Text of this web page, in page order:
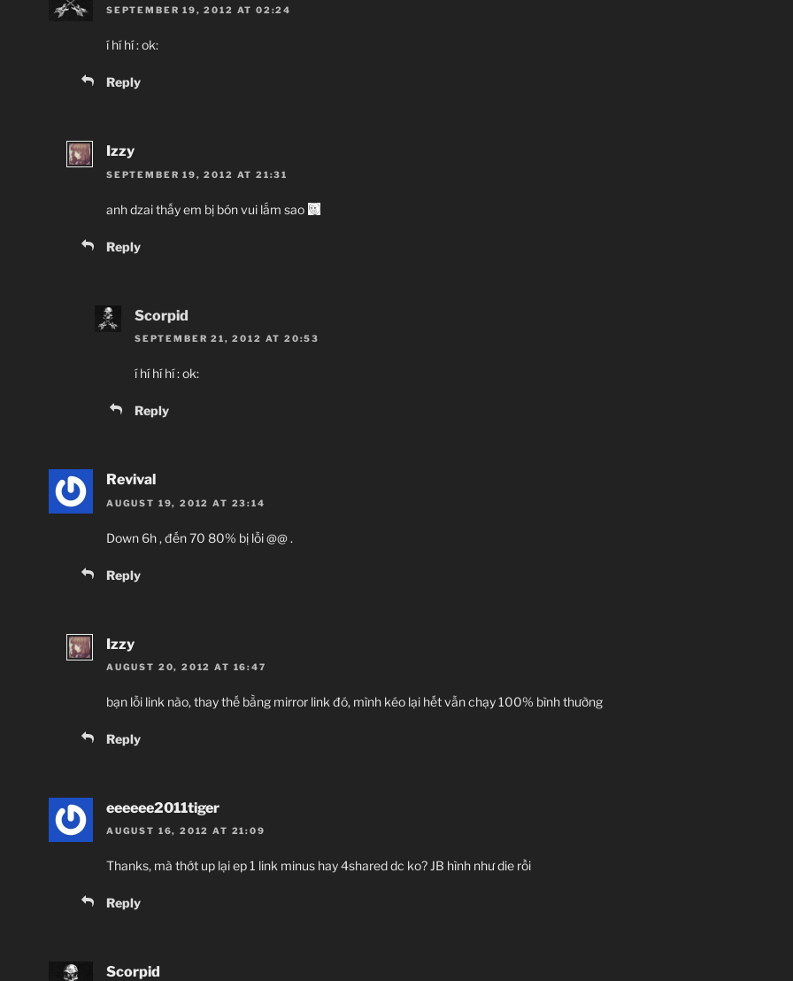
SEPTEMBER 19, 2012 AT 02:24
í hí hí : ok:
Reply
Izzy
SEPTEMBER 19, 2012 AT 21:31
anh dzai thấy em bị bón vui lắm sao
Reply
Scorpid
SEPTEMBER 21, 2012 AT 20:53
í hí hí hí : ok:
Reply
Revival
AUGUST 19, 2012 AT 23:14
Down 6h , đến 70 80% bị lỗi @@ .
Reply
Izzy
AUGUST 20, 2012 AT 16:47
bạn lỗi link nào, thay thế bằng mirror link đó, mình kéo lại hết vẫn chạy 100% bình thường
Reply
eeeeee2011tiger
AUGUST 16, 2012 AT 21:09
Thanks, mà thớt up lại ep 1 link minus hay 4shared dc ko? JB hình như die rồi
Reply
Scorpid